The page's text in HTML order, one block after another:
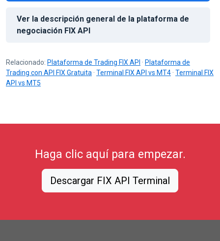
Ver la descripción general de la plataforma de
negociación FIX API
Relacionado: Plataforma de Trading FIX API · Plataforma de
Trading con API FIX Gratuita · Terminal FIX API vs MT4 · Terminal FIX
API vs MT5
Haga clic aquí para empezar.
Descargar FIX API Terminal